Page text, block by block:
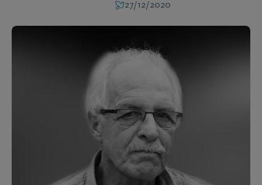
27/12/2020